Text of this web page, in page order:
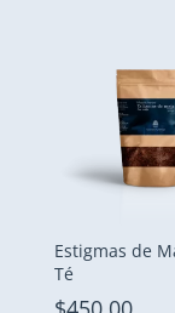
Estigmas de
Té